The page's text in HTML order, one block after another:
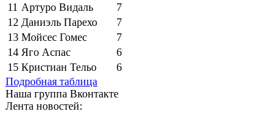
11 Артуро Видаль
7
12 Даниэль Парехо
7
13 Мойсес Гомес
7
14 Яго Аспас
6
15 Кристиан Тельо
6
Подробная таблица
Наша группа Вконтакте
Лента новостей: